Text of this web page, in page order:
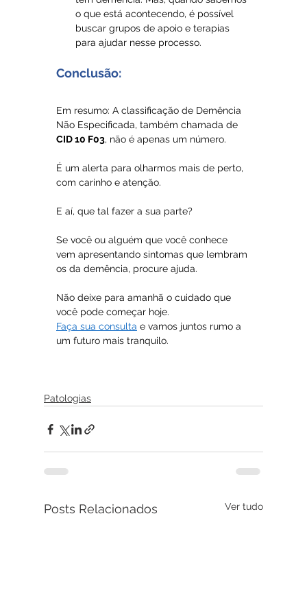
o que está acontecendo, é possível
buscar grupos de apoio e terapias
para ajudar nesse processo.
Conclusão:
Em resumo: A classificação de Demência
Não Especificada, também chamada de
CID 10 F03, não é apenas um número.
É um alerta para olharmos mais de perto,
com carinho e atenção.
E aí, que tal fazer a sua parte?
Se você ou alguém que você conhece
vem apresentando sintomas que lembram
os da demência, procure ajuda.
Não deixe para amanhã o cuidado que
você pode começar hoje.
Faça sua consulta e vamos juntos rumo a
um futuro mais tranquilo.
Patologias
Posts Relacionados Ver tudo